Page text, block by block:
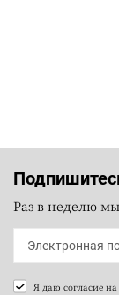
Раз в неделю
Я даю согласие на